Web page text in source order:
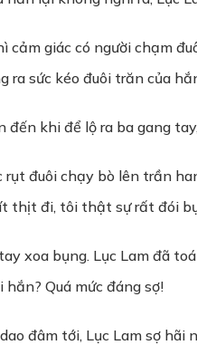
giác có người chạm
ra sức kéo đuôi trăn của
đến khi để lộ ra ba gang
rụt đuôi chạy bò lên trần
thịt đi, tôi thật sự rất đói
xoa bụng. Lục Lam đã
Quá mức đáng sợ!
đâm tới, Lục Lam sợ